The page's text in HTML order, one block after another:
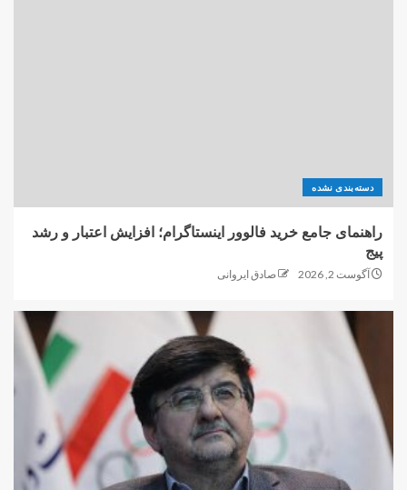
دسته‌بندی نشده
راهنمای جامع خرید فالوور اینستاگرام؛ افزایش اعتبار و رشد
پیج
آگوست 2, 2026 صادق ایروانی